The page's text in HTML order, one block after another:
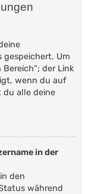
gespeichert. Um
der Link
wenn du auf
du alle deine
in der
den
während